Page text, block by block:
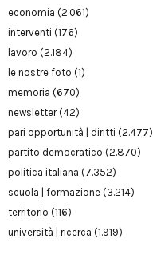
economia (2.061)
interventi (176)
lavoro (2.184)
le nostre foto (1)
memoria (670)
newsletter(42)
pari opportunità | diritti (2.477)
partito democratico (2.870)
politica italiana (7.352)
scuola | formazione (3.214)
territorio (116)
università | ricerca (1.919)